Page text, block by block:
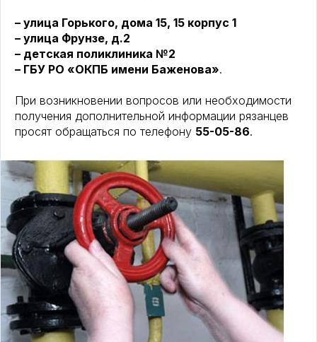
– улица Горького, дома 15, 15 корпус 1
– улица Фрунзе, д.2
– детская поликлиника №2
– ГБУ РО «ОКПБ имени Баженова».
При возникновении вопросов или необходимости
получения дополнительной информации рязанцев
просят обращаться по телефону 55-05-86.